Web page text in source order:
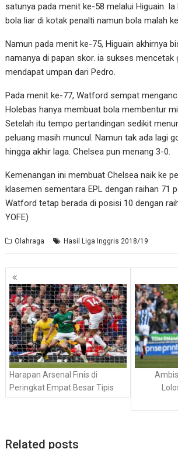
satunya pada menit ke-58 melalui Higuain.
bola liar di kotak penalti namun bola malah
Namun pada menit ke-75, Higuain akhirnya
namanya di papan skor. ia sukses mencetak
mendapat umpan dari Pedro.
Pada menit ke-77, Watford sempat
Holebas hanya membuat bola membentur
Setelah itu tempo pertandingan sedikit
peluang masih muncul. Namun tak ada lagi
hingga akhir laga. Chelsea pun menang 3-0.
Kemenangan ini membuat Chelsea naik ke
klasemen sementara EPL dengan raihan 71
Watford tetap berada di posisi 10 dengan
YOFE)
Olahraga Hasil Liga Inggris 2018/19
Navigasi
pos
Harapan Arsenal Finis di
Peringkat Empat Besar Tipis
Related posts